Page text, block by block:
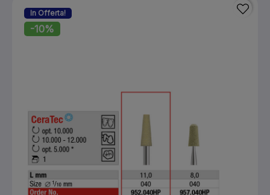
In Offerta!
-10%